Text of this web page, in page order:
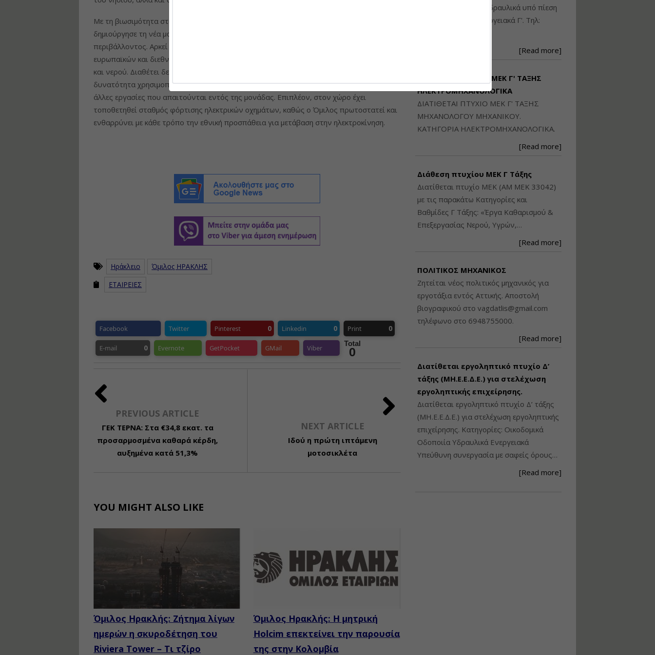
Με τη βιωσιμότητα στο επίκεντρο της δραστηριότητάς του ο Όμιλος ΗΡΑΚΛΗΣ
δημιούργησε τη νέα μονάδα με τα υψηλότερα πρότυπα για την προστασία του
περιβάλλοντος. Αρκεί να αναφερθεί ότι η νέα μονάδα πληροί τις προδιαγραφές των
ευρωπαϊκών και διεθνών προτύπων και λειτουργεί με σύστημα εξοικονόμησης ενέργειας
και νερού. Διαθέτει δεξαμενές ανακύκλωσης νερού και συλλογής ομβρίων υδάτων με
δυνατότητα χρησιμοποίησης του νερού τόσο στην παραγωγική διαδικασία, όσο και σε
άλλες εργασίες που απαιτούνται εντός της μονάδας. Επιπλέον, στον χώρο έχει
τοποθετηθεί σταθμός φόρτισης ηλεκτρικών οχημάτων, καθώς ο Όμιλος πρωτοστατεί και
ενθαρρύνει με κάθε τρόπο την εθνική προσπάθεια για μετάβαση στην ηλεκτροκίνηση.
Ηράκλειο
Όμιλος ΗΡΑΚΛΗΣ
ΕΤΑΙΡΕΙΕΣ
Facebook Twitter Pinterest 0 Linkedin 0 Print 0
E-mail 0 Evernote GetPocket GMail Viber
Total
0
PREVIOUS ARTICLE
ΓΕΚ ΤΕΡΝΑ: Στα €34,8 εκατ. τα
προσαρμοσμένα καθαρά κέρδη,
αυξημένα κατά 51,3%
NEXT ARTICLE
Ιδού η πρώτη ιπτάμενη
μοτοσικλέτα
YOU MIGHT ALSO LIKE
Όμιλος Ηρακλής: Ζήτημα λίγων
ημερών η σκυροδέτηση του
Riviera Tower – Τι τζίρο
Όμιλος Ηρακλής: Η μητρική
Holcim επεκτείνει την παρουσία
της στην Κολομβία
Μηχανικού: Η/Μ Γ', Υδραυλικά υπό πίεση
Β', Βιομηχανικά - Ενεργειακά Γ'. Τηλ:
[Read more]
ΔΙΑΤΙΘΕΤΑΙ ΠΤΥΧΙΟ ΜΕΚ Γ' ΤΑΞΗΣ
ΗΛΕΚΤΡΟΜΗΧΑΝΟΛΟΓΙΚΑ
ΔΙΑΤΙΘΕΤΑΙ ΠΤΥΧΙΟ ΜΕΚ Γ' ΤΑΞΗΣ
ΜΗΧΑΝΟΛΟΓΟΥ ΜΗΧΑΝΙΚΟΥ.
ΚΑΤΗΓΟΡΙΑ ΗΛΕΚΤΡΟΜΗΧΑΝΟΛΟΓΙΚΑ.
[Read more]
Διάθεση πτυχίου ΜΕΚ Γ Τάξης
Διατίθεται πτυχίο ΜΕΚ (ΑΜ ΜΕΚ 33042)
με τις παρακάτω Κατηγορίες και
Βαθμίδες Γ Τάξης: «Έργα Καθαρισμού &
Επεξεργασίας Νερού, Υγρών,…
[Read more]
ΠΟΛΙΤΙΚΟΣ ΜΗΧΑΝΙΚΟΣ
Ζητείται νέος πολιτικός μηχανικός για
εργοτάξια εντός Αττικής. Αποστολή
βιογραφικού στο vagdatlis@gmail.com
τηλέφωνο στο 6948755000.
[Read more]
Διατίθεται εργοληπτικό πτυχίο Δ’
τάξης (ΜΗ.Ε.Ε.Δ.Ε.) για στελέχωση
εργοληπτικής επιχείρησης.
Διατίθεται εργοληπτικό πτυχίο Δ’ τάξης
(ΜΗ.Ε.Ε.Δ.Ε.) για στελέχωση εργοληπτικής
επιχείρησης. Κατηγορίες: Οικοδομικά
Οδοποιία Υδραυλικά Ενεργειακά
Υπεύθυνη συνεργασία με σαφείς όρους…
[Read more]
Ταυτότητα Κτιρίου/
και Πράξη (2024)
Πολεοδομικού
Σχεδιασμού Εντός
Ορίων Πόλεων και
Οικισμών και Εκτός
Εισηγήτρια:
Τιμή από: €145.00
Διάρκεια: 8 ώρες
τεχνολογίας
φωτισμού LED και
Εισηγητής:Στέφανος Τουλόγλου
Τιμή από: €190.00
Διάρκεια: 12 ώρες
Εκπόνηση Τοπικών και
Εισηγητής:
Τιμή από: €130.00
Διάρκεια: 6 ώρες
Επίβλεψη Δημοσίων
Έργων με τον
Ν.4782/2021